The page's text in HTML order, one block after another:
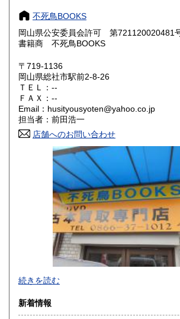
愛知県
滋賀県 300円
大阪府 300円
奈良県
鳥取県
300円 広島県
300円 徳島県
300円 愛媛県
300円 福岡県
300円 長崎県
熊本県
宮崎県
不死鳥BOOKS
岡山県公安委員会許可 第721120020481
書籍商 不死鳥BOOKS
〒719-1136
岡山県総社市駅前2-8-26
ＴＥＬ：--
ＦＡＸ：--
Email：husityousyoten@yahoo.co.jp
担当者：前田浩一
店舗へのお問い合わせ
不死鳥BOOKSでは、書籍だけでなくCD、
ゲーム、おもちゃ、骨董品まであらゆるも
にお問い合わせください。出張費は、無料
続きを読む
新着情報